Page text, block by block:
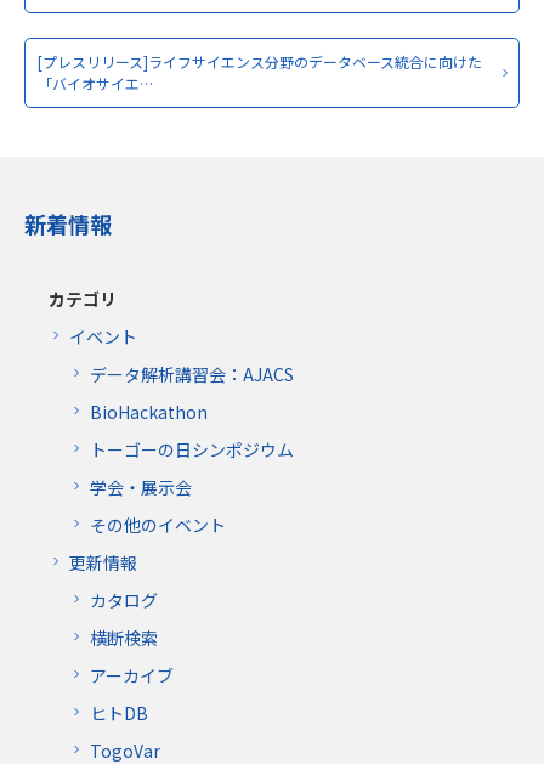
[プレスリリース]ライフサイエンス分野のデータベース統合に向けた
「バイオサイエ…
新着情報
カテゴリ
イベント
データ解析講習会：AJACS
BioHackathon
トーゴーの日シンポジウム
学会・展示会
その他のイベント
更新情報
カタログ
横断検索
アーカイブ
ヒトDB
TogoVar